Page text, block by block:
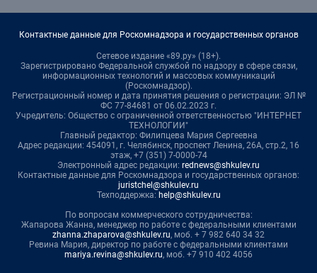
Контактные данные для Роскомнадзора и государственных органов
Сетевое издание «89.ру» (18+).
Зарегистрировано Федеральной службой по надзору в сфере связи,
информационных технологий и массовых коммуникаций
(Роскомнадзор).
Регистрационный номер и дата принятия решения о регистрации: ЭЛ №
ФС 77-84681 от 06.02.2023 г.
Учредитель: Общество с ограниченной ответственностью "ИНТЕРНЕТ
ТЕХНОЛОГИИ"
Главный редактор: Филипцева Мария Сергеевна
Адрес редакции: 454091, г. Челябинск, проспект Ленина, 26А, стр.2, 16
этаж, +7 (351) 7-0000-74
Электронный адрес редакции: rednews@shkulev.ru
Контактные данные для Роскомнадзора и государственных органов:
juristchel@shkulev.ru
Техподдержка: help@shkulev.ru
По вопросам коммерческого сотрудничества:
Жапарова Жанна, менеджер по работе с федеральными клиентами
zhanna.zhaparova@shkulev.ru, моб. + 7 982 640 34 32
Ревина Мария, директор по работе с федеральными клиентами
mariya.revina@shkulev.ru, моб. +7 910 402 4056